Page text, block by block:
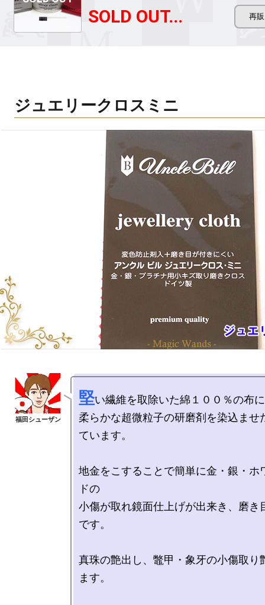
SOLD OUT...
ジュエリークロスミニ
堅い繊維を取除いた綿１００％の布
柔らかな超微粒子の研磨剤を染込ませ
ています。
地金をこすることで簡単に金・銀・ホ
ドの
小傷が取れ鏡面仕上げが出来き、磨き
です。
真珠の艶出し、鼈甲・象牙の小傷取り
ます。